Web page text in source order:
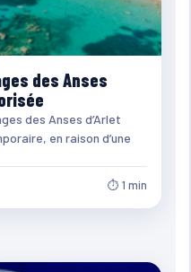
des Anses
des Anses d’Arlet
en raison d’une
⏱ 1 min